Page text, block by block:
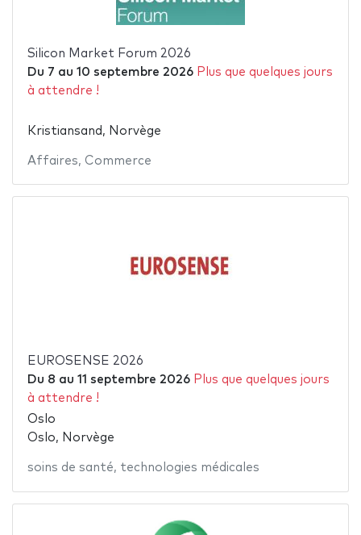
Silicon Market Forum 2026
Du 7 au 10 septembre 2026 Plus que quelques jours
à attendre !
Kristiansand, Norvège
Affaires, Commerce
EUROSENSE 2026
Du 8 au 11 septembre 2026 Plus que quelques jours
à attendre !
Oslo
Oslo, Norvège
soins de santé, technologies médicales